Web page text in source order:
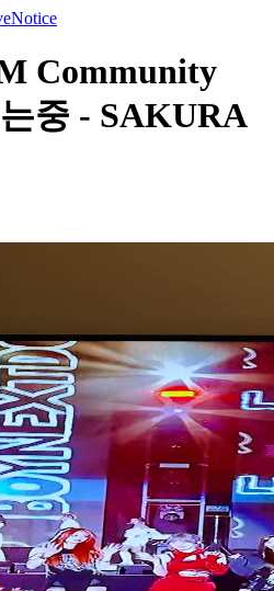
Notice
Community
중 - SAKURA